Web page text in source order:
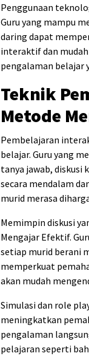
Penggunaan
Guru yang mampu
daring dapat
interaktif dan
pengalaman belajar
Teknik
Metode
Pembelajaran
belajar. Guru yang
tanya jawab, diskusi
secara mendalam
murid merasa
Memimpin diskusi
Mengajar Efektif.
setiap murid berani
memperkuat
akan mudah
Simulasi dan role
meningkatkan
pengalaman
pelajaran seperti